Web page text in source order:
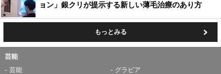
ョン」銀クリが提示する新しい薄毛治療のあり方
もっとみる
芸能
芸能
グラビア